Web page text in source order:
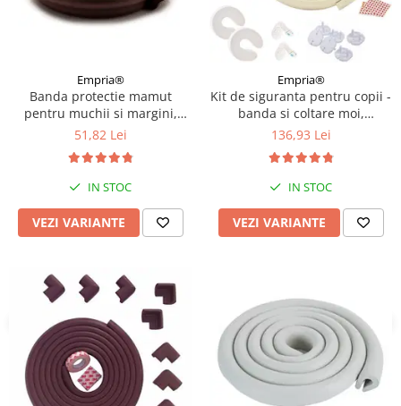
Empria®
Banda protectie mamut
pentru muchii si margini,
4x1.3x200 cm, Diverse culori
51,82 Lei
IN STOC
VEZI VARIANTE
Empria®
Kit de siguranta pentru copii -
banda si coltare moi,
opritoare usa, sigurante
136,93 Lei
IN STOC
VEZI VARIANTE